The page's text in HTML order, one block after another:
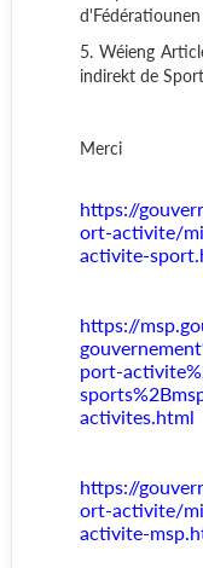
5. Wéieng
indirekt de
Merci
https://
ort-activite/
activite-
https://
port-
activites.html
https://
ort-activite/
activite-